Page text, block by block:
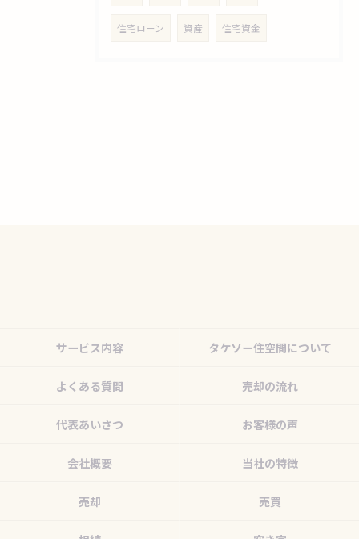
住宅ローン 資産 住宅資金
サービス内容 タケソー住空間について
よくある質問 売却の流れ
代表あいさつ お客様の声
会社概要 当社の特徴
売却 売買